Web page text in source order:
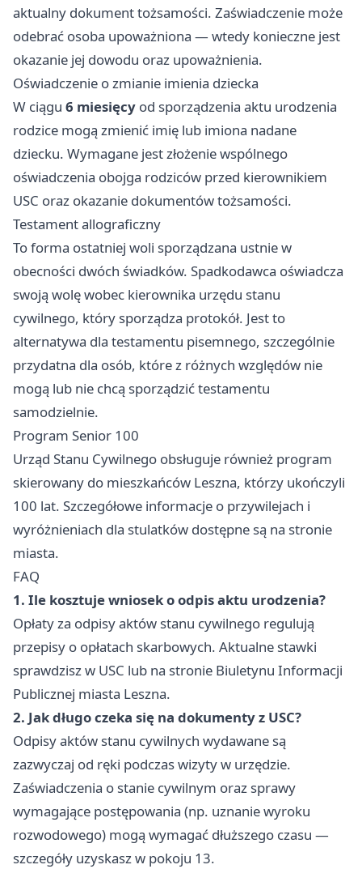
aktualny dokument tożsamości. Zaświadczenie może
odebrać osoba upoważniona — wtedy konieczne jest
okazanie jej dowodu oraz upoważnienia.
Oświadczenie o zmianie imienia dziecka
W ciągu 6 miesięcy od sporządzenia aktu urodzenia
rodzice mogą zmienić imię lub imiona nadane
dziecku. Wymagane jest złożenie wspólnego
oświadczenia obojga rodziców przed kierownikiem
USC oraz okazanie dokumentów tożsamości.
Testament allograficzny
To forma ostatniej woli sporządzana ustnie w
obecności dwóch świadków. Spadkodawca oświadcza
swoją wolę wobec kierownika urzędu stanu
cywilnego, który sporządza protokół. Jest to
alternatywa dla testamentu pisemnego, szczególnie
przydatna dla osób, które z różnych względów nie
mogą lub nie chcą sporządzić testamentu
samodzielnie.
Program Senior 100
Urząd Stanu Cywilnego obsługuje również program
skierowany do mieszkańców Leszna, którzy ukończyli
100 lat. Szczegółowe informacje o przywilejach i
wyróżnieniach dla stulatków dostępne są na stronie
miasta.
FAQ
1. Ile kosztuje wniosek o odpis aktu urodzenia?
Opłaty za odpisy aktów stanu cywilnego regulują
przepisy o opłatach skarbowych. Aktualne stawki
sprawdzisz w USC lub na stronie Biuletynu Informacji
Publicznej miasta Leszna.
2. Jak długo czeka się na dokumenty z USC?
Odpisy aktów stanu cywilnych wydawane są
zazwyczaj od ręki podczas wizyty w urzędzie.
Zaświadczenia o stanie cywilnym oraz sprawy
wymagające postępowania (np. uznanie wyroku
rozwodowego) mogą wymagać dłuższego czasu —
szczegóły uzyskasz w pokoju 13.